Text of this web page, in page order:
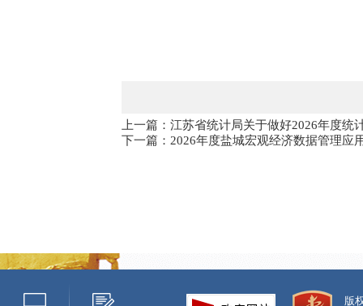
上一篇：江苏省统计局关于做好2026年度
下一篇：2026年度盐城宏观经济数据管理应
版